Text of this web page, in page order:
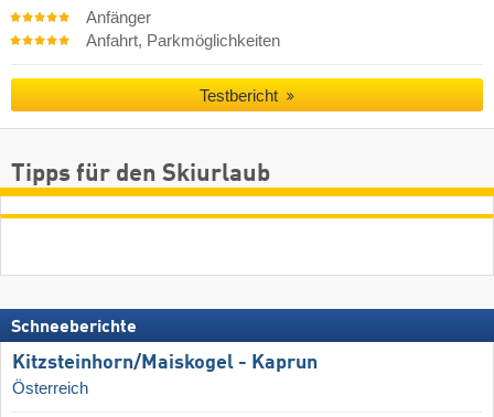
Anfänger
Anfahrt, Parkmöglichkeiten
Testbericht
Tipps für den Skiurlaub
Schneeberichte
Kitzsteinhorn/​Maiskogel - Kaprun
Österreich